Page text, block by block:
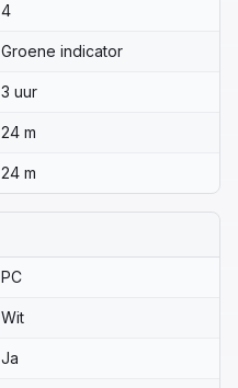
4
Groene indicator
3 uur
24 m
24 m
PC
Wit
Ja